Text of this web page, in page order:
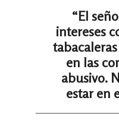
“El
intereses
en las
abusivo.
estar en